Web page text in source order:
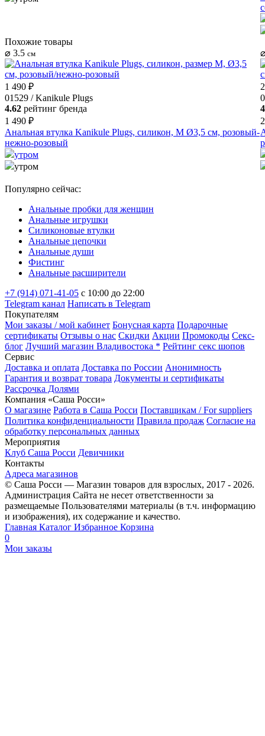
Похожие товары
⌀ 3.5 см
1 490 ₽
01529 / Kanikule Plugs
4.62 рейтинг бренда
1 490 ₽
Анальная втулка Kanikule Plugs, силикон, M Ø3,5 см, розовый-
нежно-розовый
утром
утром
Популярно сейчас:
Анальные пробки для женщин
Анальные игрушки
Силиконовые втулки
Анальные цепочки
Анальные души
Фистинг
Анальные расширители
+7 (914) 071-41-05 c 10:00 до 22:00
Telegram канал Написать в Telegram
Покупателям
Мои заказы / мой кабинет Бонусная карта Подарочные
сертификаты Отзывы о нас Скидки Акции Промокоды Секс-
блог Лучший магазин Владивостока * Рейтинг секс шопов
Сервис
Доставка и оплата Доставка по России Анонимность
Гарантия и возврат товара Документы и сертификаты
Рассрочка Долями
Компания «Саша Росси»
О магазине Работа в Саша Росси Поставщикам / For suppliers
Политика конфиденциальности Правила продаж Согласие на
обработку персональных данных
Мероприятия
Клуб Саша Росси Девичники
Контакты
Адреса магазинов
© Саша Росси — Магазин товаров для взрослых, 2017 - 2026.
Администрация Сайта не несет ответственности за
размещаемые Пользователями материалы (в т.ч. информацию
и изображения), их содержание и качество.
Главная Каталог Избранное Корзина
0
Мои заказы